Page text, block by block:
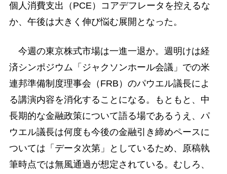
個人消費支出（PCE）コアデフレータを控えるな
か、午後は大きく伸び悩む展開となった。
今週の東京株式市場は一進一退か。週明けは経
済シンポジウム「ジャクソンホール会議」での米
連邦準備制度理事会（FRB）のパウエル議長によ
る講演内容を消化することになる。もともと、中
長期的な金融政策について語る場であるうえ、パ
ウエル議長は何度も今後の金融引き締めペースに
ついては「データ次第」としているため、原稿執
筆時点では無風通過が想定されている。むしろ、